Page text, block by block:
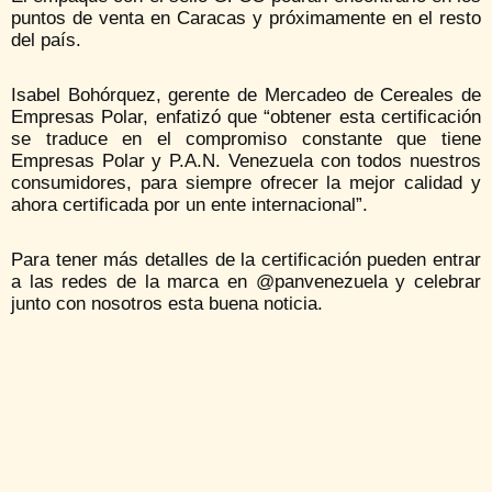
puntos de venta en Caracas y próximamente en el resto
del país.
Isabel Bohórquez, gerente de Mercadeo de Cereales de
Empresas Polar, enfatizó que “obtener esta certificación
se traduce en el compromiso constante que tiene
Empresas Polar y P.A.N. Venezuela con todos nuestros
consumidores, para siempre ofrecer la mejor calidad y
ahora certificada por un ente internacional”.
Para tener más detalles de la certificación pueden entrar
a las redes de la marca en @panvenezuela y celebrar
junto con nosotros esta buena noticia.